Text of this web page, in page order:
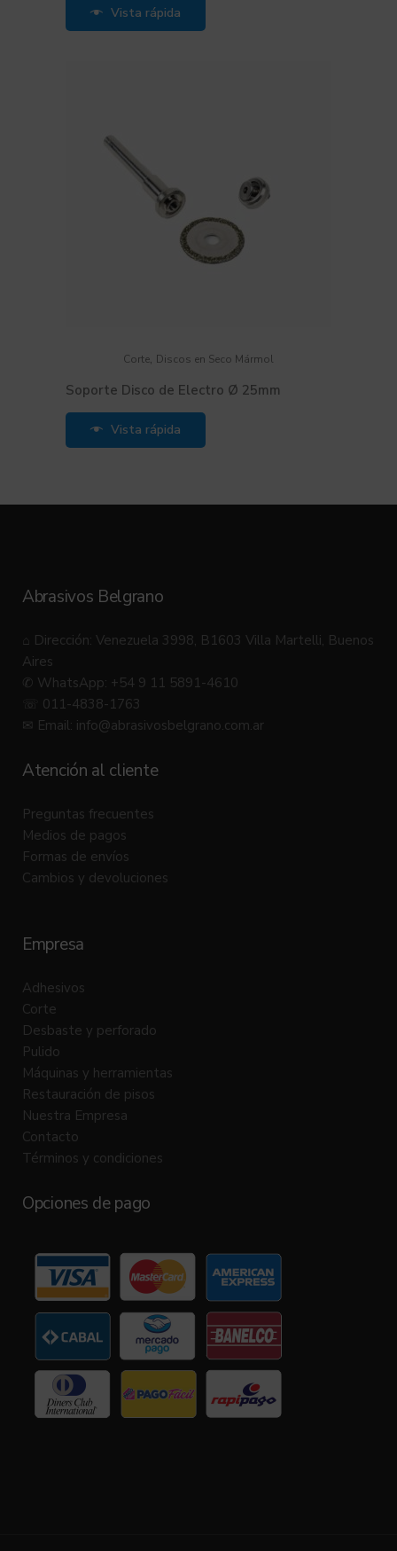
Vista rápida
Corte, Discos en Seco Mármol
Soporte Disco de Electro Ø 25mm
Vista rápida
Abrasivos Belgrano
⌂ Dirección: Venezuela 3998, B1603 Villa Martelli, Buenos
Aires
✆ WhatsApp: +54 9 11 5891-4610
☏ 011-4838-1763
✉ Email: info@abrasivosbelgrano.com.ar
Atención al cliente
Preguntas frecuentes
Medios de pagos
Formas de envíos
Cambios y devoluciones
Empresa
Adhesivos
Corte
Desbaste y perforado
Pulido
Máquinas y herramientas
Restauración de pisos
Nuestra Empresa
Contacto
Términos y condiciones
Opciones de pago